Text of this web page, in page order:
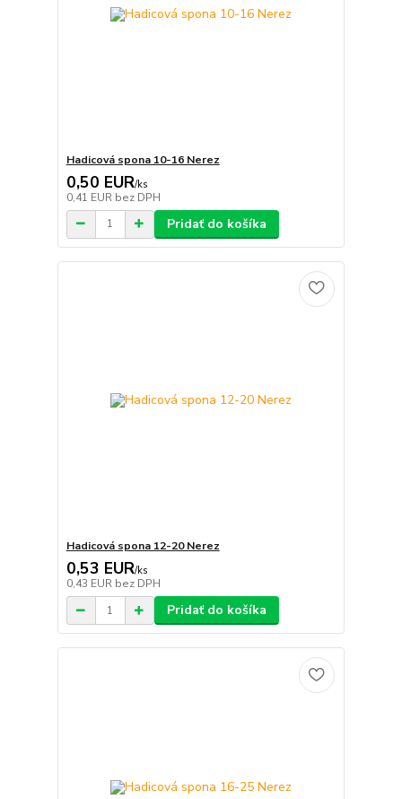
Hadicová spona 10-16 Nerez
0,50 EUR/ks
0,41 EUR bez DPH
Pridať do košíka
Hadicová spona 12-20 Nerez
0,53 EUR/ks
0,43 EUR bez DPH
Pridať do košíka